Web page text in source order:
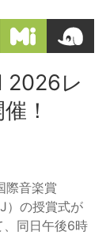
2026レ
！
際音楽賞
）の授賞式が
、同日午後6時